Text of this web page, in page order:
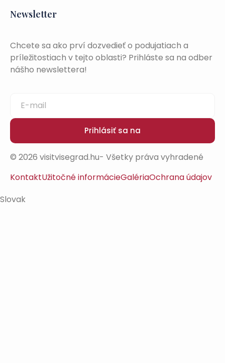
Newsletter
Chcete sa ako prví dozvedieť o podujatiach a
príležitostiach v tejto oblasti? Prihláste sa na odber
nášho newslettera!
Prihlásiť sa na
© 2026 visitvisegrad.hu- Všetky práva vyhradené
KontaktUžitočné informácieGalériaOchrana údajov
Slovak